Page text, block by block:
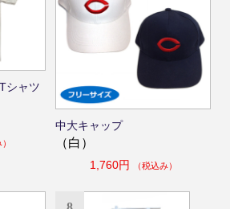
シャツ
中大キャップ
（白）
1,760円 （税込み）
8